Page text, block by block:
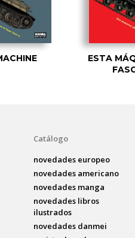
ESTA
Catálogo
novedades europeo
novedades americano
novedades manga
novedades libros
ilustrados
novedades danmei